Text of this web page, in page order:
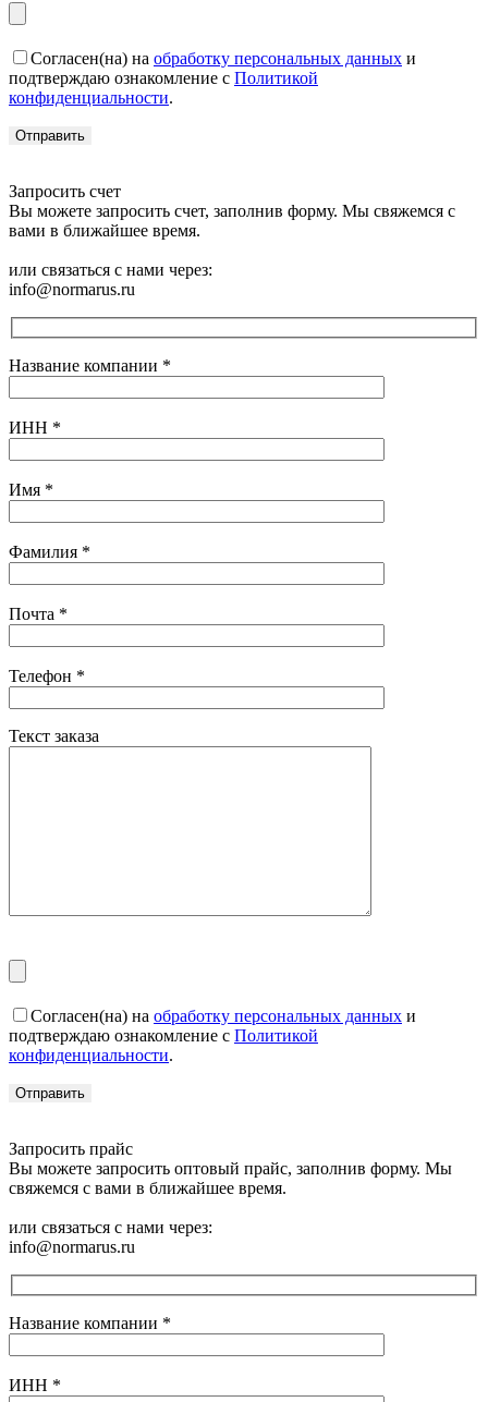
Согласен(на) на обработку персональных данных и
подтверждаю ознакомление с Политикой
конфиденциальности.
Запросить счет
Вы можете запросить счет, заполнив форму. Мы свяжемся с
вами в ближайшее время.
или связаться с нами через:
info@normarus.ru
Название компании *
ИНН *
Имя *
Фамилия *
Почта *
Телефон *
Текст заказа
Согласен(на) на обработку персональных данных и
подтверждаю ознакомление с Политикой
конфиденциальности.
Запросить прайс
Вы можете запросить оптовый прайс, заполнив форму. Мы
свяжемся с вами в ближайшее время.
или связаться с нами через:
info@normarus.ru
Название компании *
ИНН *